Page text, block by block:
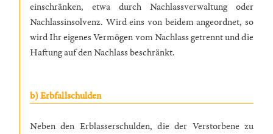
einschränken, etwa durch Nachlassverwaltung oder
Nachlassinsolvenz. Wird eins von beidem angeordnet, so
wird Ihr eigenes Vermögen vom Nachlass getrennt und die
Haftung auf den Nachlass beschränkt.
b) Erbfallschulden
Neben den Erblasserschulden, die der Verstorbene zu